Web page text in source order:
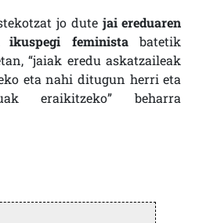
jo dutejai ereduaren
ikuspegi feministabatetik
“jaiak eredu askatzaileak
eta nahi ditugun herri eta
eraikitzeko” beharra